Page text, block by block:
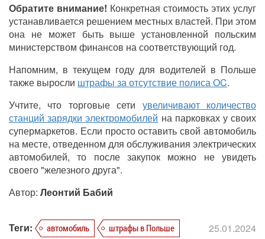
Обратите внимание! Конкретная стоимость этих услуг
устанавливается решением местных властей. При этом
она не может быть выше установленной польским
министерством финансов на соответствующий год.
Напомним, в текущем году для водителей в Польше
также выросли штрафы за отсутствие полиса OC.
Учтите, что торговые сети увеличивают количество
станций зарядки электромобилей на парковках у своих
супермаркетов. Если просто оставить свой автомобиль
на месте, отведенном для обслуживания электрических
автомобилей, то после закупок можно не увидеть
своего "железного друга".
Автор: Леонтий Бабий
Теги: автомобиль штрафы в Польше 25.01.2024